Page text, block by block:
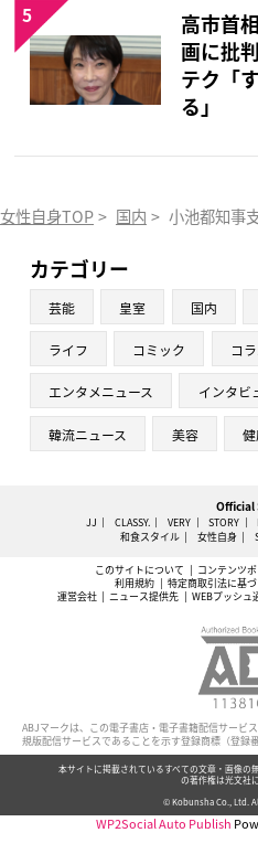
高市首
画に批
テク「
る」
5
女性自身TOP > 国内 > 小池都知事
カテゴリー
芸能 皇室 国内
ライフ コミック コ
エンタメニュース インタビ
韓流ニュース 美容
Official
JJ CLASSY. VERY STORY
和食スタイル
女性自身
このサイトについて コンテンツ
利用規約
特定商取引法に基
運営会社
ニュース提供先 WEBプッシュ
ABJマークは、この電子書店・電子書籍配信サービ
規版配信サービスであることを示す登録商標（登録
本サイトに掲載されているすべての文章・画像の
の著作権は光文社
© Kobunsha Co., Ltd.
WP2Social Auto Publish